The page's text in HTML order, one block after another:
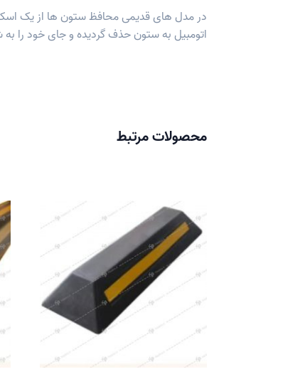
در مدل های قدیمی محافظ ستون ها از یک
اتومبیل به ستون حذف گردیده و جای خود را
محصولات مرتبط